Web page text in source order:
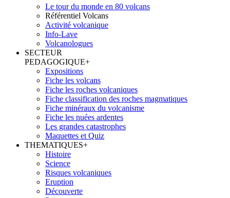
Le tour du monde en 80 volcans
Référentiel Volcans
Activité volcanique
Info-Lave
Volcanologues
SECTEUR
PEDAGOGIQUE+
Expositions
Fiche les volcans
Fiche les roches volcaniques
Fiche classification des roches magmatiques
Fiche minéraux du volcanisme
Fiche les nuées ardentes
Les grandes catastrophes
Maquettes et Quiz
THEMATIQUES+
Histoire
Science
Risques volcaniques
Eruption
Découverte